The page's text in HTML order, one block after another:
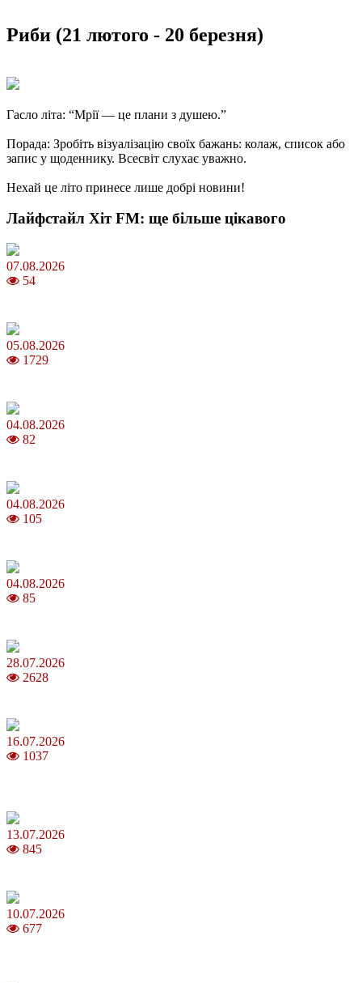
Риби (21 лютого - 20 березня)
Гасло літа: “Мрії — це плани з душею.”
Порада: Зробіть візуалізацію своїх бажань: колаж, список або
запис у щоденнику. Всесвіт слухає уважно.
Нехай це літо принесе лише добрі новини!
Лайфстайл Хіт FM: ще більше цікавого
07.08.2026
54
05.08.2026
1729
04.08.2026
82
04.08.2026
105
04.08.2026
85
28.07.2026
2628
16.07.2026
1037
13.07.2026
845
10.07.2026
677